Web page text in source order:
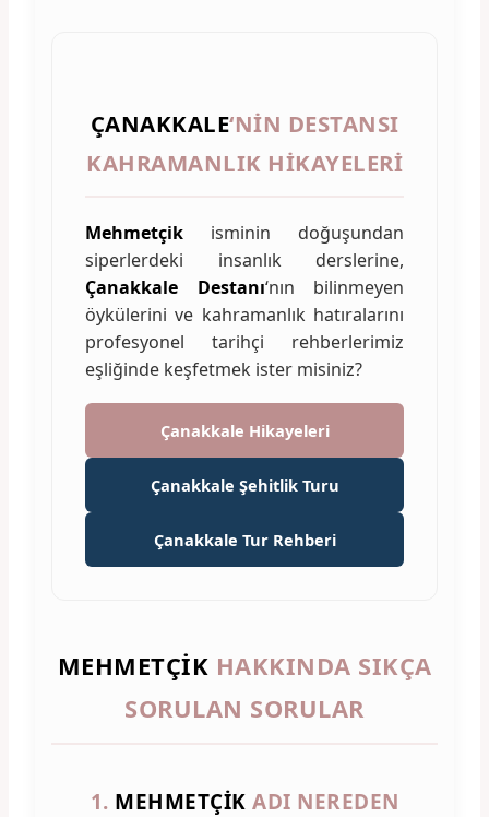
ÇANAKKALE‘NIN DESTANSI
KAHRAMANLIK HIKAYELERI
Mehmetçikisminin doğuşundan
siperlerdeki insanlık derslerine,
Çanakkale Destanı‘nın bilinmeyen
öykülerini ve kahramanlık hatıralarını
profesyonel tarihçi rehberlerimiz
eşliğinde keşfetmek ister misiniz?
Çanakkale Hikayeleri
Çanakkale Şehitlik Turu
Çanakkale Tur Rehberi
MEHMETÇIK HAKKINDA SIKÇA
SORULAN SORULAR
1. MEHMETÇIK ADI NEREDEN